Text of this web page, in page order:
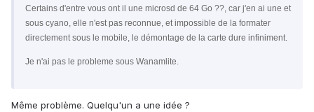
Certains d'entre vous ont il une microsd de 64 Go ??, car j'en ai une et
sous cyano, elle n'est pas reconnue, et impossible de la formater
directement sous le mobile, le démontage de la carte dure infiniment.
Je n'ai pas le probleme sous Wanamlite.
Même problème. Quelqu'un a une idée ?